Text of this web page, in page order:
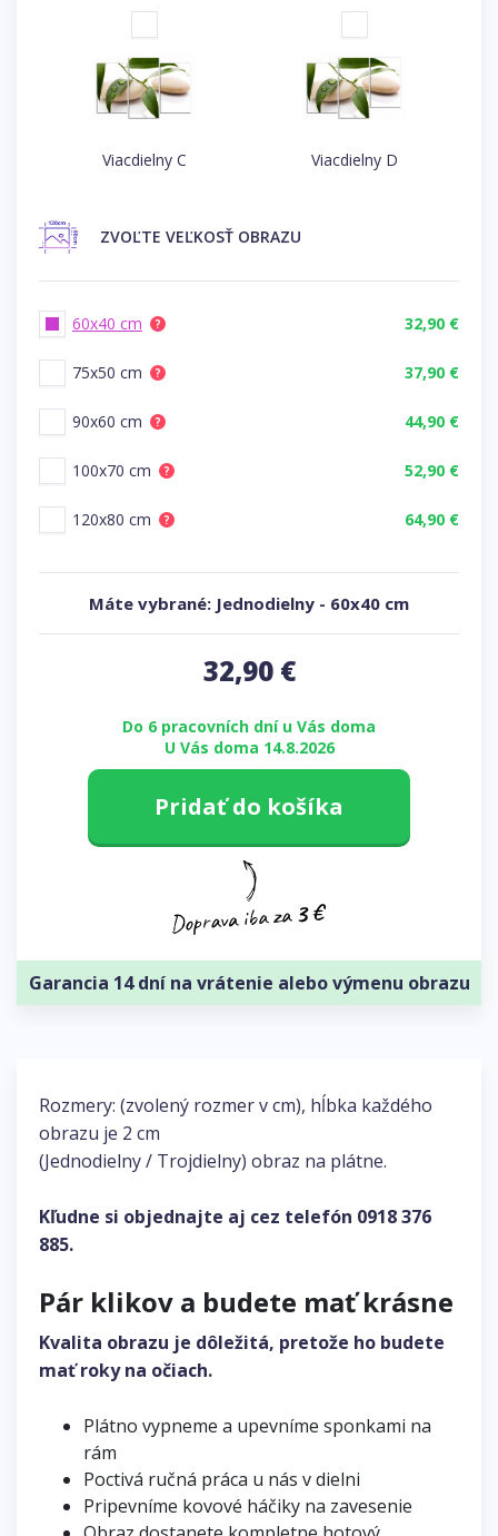
Rozmery: (zvolený rozmer v cm), hĺbka každého
obrazu je 2 cm
(Jednodielny / Trojdielny) obraz na plátne.
Kľudne si objednajte aj cez telefón 0918 376
885.
Pár klikov a budete mať krásne
Kvalita obrazu je dôležitá, pretože ho budete
mať roky na očiach.
Plátno vypneme a upevníme sponkami na
rám
Poctivá ručná práca u nás v dielni
Pripevníme kovové háčiky na zavesenie
Viacdielny C Viacdielny D
ZVOĽTE VEĽKOSŤ OBRAZU
60x40 cm ? 32,90 €
75x50 cm ? 37,90 €
90x60 cm ? 44,90 €
100x70 cm ? 52,90 €
120x80 cm ? 64,90 €
Máte vybrané: Jednodielny - 60x40 cm
32,90€
Do 6 pracovních dní u Vás doma
U Vás doma 14.8.2026
Pridať do košíka
Garancia 14 dní na vrátenie alebo výmenu obrazu